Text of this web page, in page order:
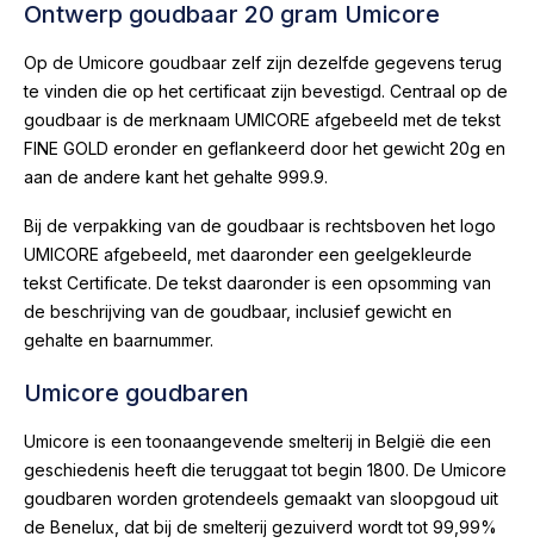
Ontwerp goudbaar 20 gram Umicore
Op de Umicore goudbaar zelf zijn dezelfde gegevens terug
te vinden die op het certificaat zijn bevestigd. Centraal op de
goudbaar is de merknaam UMICORE afgebeeld met de tekst
FINE GOLD eronder en geflankeerd door het gewicht 20g en
aan de andere kant het gehalte 999.9.
Bij de verpakking van de goudbaar is rechtsboven het logo
UMICORE afgebeeld, met daaronder een geelgekleurde
tekst Certificate. De tekst daaronder is een opsomming van
de beschrijving van de goudbaar, inclusief gewicht en
gehalte en baarnummer.
Umicore goudbaren
Umicore is een toonaangevende smelterij in België die een
geschiedenis heeft die teruggaat tot begin 1800. De Umicore
goudbaren worden grotendeels gemaakt van sloopgoud uit
de Benelux, dat bij de smelterij gezuiverd wordt tot 99,99%